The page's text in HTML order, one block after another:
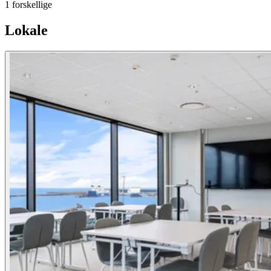
1 forskellige
Lokale